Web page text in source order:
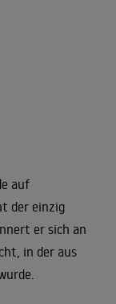
auf
der einzig
er sich an
in der aus